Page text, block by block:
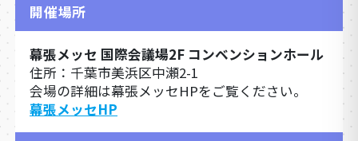
開催場所
幕張メッセ 国際会議場2F コンベンションホール
住所：千葉市美浜区中瀬2-1
会場の詳細は幕張メッセHPをご覧ください。
幕張メッセHP